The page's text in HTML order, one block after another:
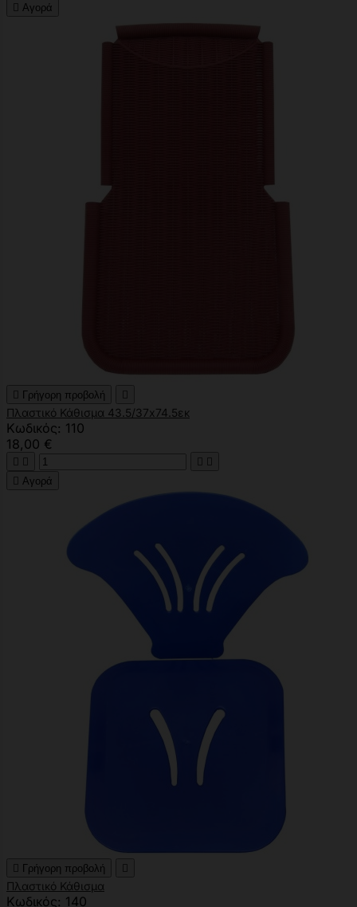
 Αγορά
 Γρήγορη προβολή 
Πλαστικό Κάθισμα 43.5/37x74.5εκ
Κωδικός: 110
18,00 €
   
 Αγορά
 Γρήγορη προβολή 
Πλαστικό Κάθισμα
Κωδικός: 140